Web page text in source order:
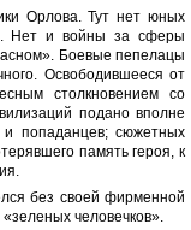
Орлова. Тут нет юных
Нет и войны за сферы
Боевые пепелацы
Освободившееся от
столкновением со
подано вполне
и попаданцев; сюжетных
память героя, к
без своей фирменной
человечков».